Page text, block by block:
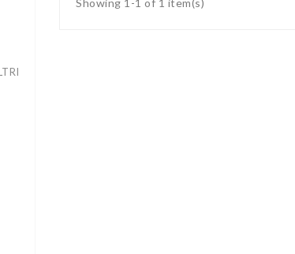
Showing 1-1 of 1 item(s)